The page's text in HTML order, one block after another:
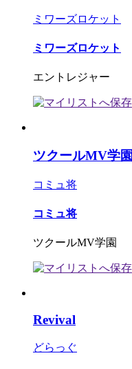
ミワーズロケット
ミワーズロケット
エントレジャー
ツクールMV学園
コミュ将
コミュ将
ツクールMV学園
Revival
どらっぐ